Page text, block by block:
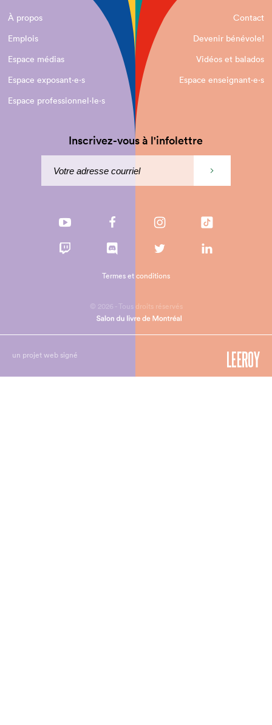
À propos
Contact
Emplois
Devenir bénévole!
Espace médias
Vidéos et balados
Espace exposant·e⋅s
Espace enseignant·e⋅s
Espace professionnel·le⋅s
Inscrivez-vous à l'infolettre
© 2026 - Tous droits réservés
Termes et conditions
un projet web signé